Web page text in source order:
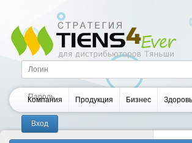
Компания Продукция Бизнес